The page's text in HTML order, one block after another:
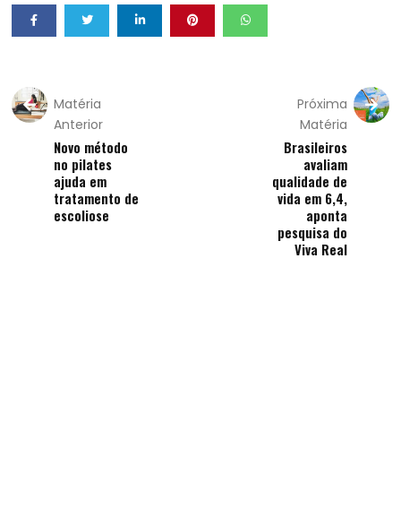
Matéria
Anterior
Novo método
no pilates
ajuda em
tratamento de
escoliose
Próxima
Matéria
Brasileiros
avaliam
qualidade de
vida em 6,4,
aponta
pesquisa do
Viva Real